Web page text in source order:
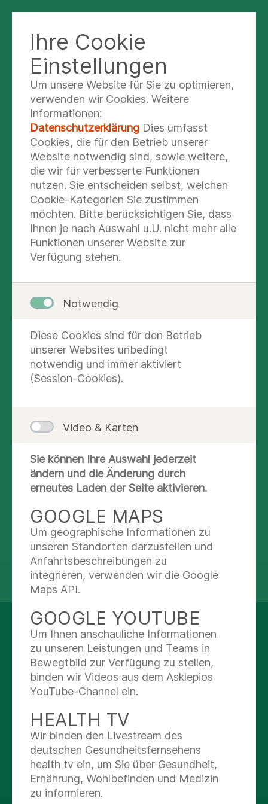
MVZ HEIDBERG – STANDORT
OCHSENZOLL
Lob & Kritik
IHR FEEDBACK
Bei Asklepios legen wir großen Wert auf Ihre
Zufriedenheit. Wir möchten sicherstellen, dass
Sie sich bei uns gut aufgehoben fühlen und Ihre
Anliegen ernst genommen werden. Deshalb
haben wir hohe Standards im
Beschwerdemanagement eingeführt. Unser
ausgerichtet, auf Ihre Bedürfnisse einzugehen
und sicherzustellen, dass Sie mit Ihrer
Behandlung zufrieden sind. Teilen Sie uns mit,
hätten oder was wir besser machen sollten.
Sie können sich mit Feedback auf folgendem
Weg schriftlich an uns wenden. Hierbei
Ihr vollständiger Name
Ihre Telefonnummer oder E-Mail-Adresse
Das betreffende MVZ / die
betreffende Praxis
Senden Sie uns eine E-Mail an:
lobundkritik.mvznord@asklepios.com
teilen tweet
AUF DEM LAUFENDEN
BLEIBEN
Facebook
X
Youtube
Ihre Cookie
Einstellungen
Um unsere Website für Sie zu optimieren,
verwenden wir Cookies. Weitere
Informationen:
Datenschutzerklärung Dies umfasst
Cookies, die für den Betrieb unserer
Website notwendig sind, sowie weitere,
die wir für verbesserte Funktionen
nutzen. Sie entscheiden selbst, welchen
Cookie-Kategorien Sie zustimmen
möchten. Bitte berücksichtigen Sie, dass
Ihnen je nach Auswahl u.U. nicht mehr alle
Funktionen unserer Website zur
Verfügung stehen.
Notwendig
Diese Cookies sind für den Betrieb
unserer Websites unbedingt
notwendig und immer aktiviert
(Session-Cookies).
Video & Karten
Sie können Ihre Auswahl jederzeit
ändern und die Änderung durch
erneutes Laden der Seite aktivieren.
GOOGLE MAPS
Um geographische Informationen zu
unseren Standorten darzustellen und
Anfahrtsbeschreibungen zu
integrieren, verwenden wir die Google
Maps API.
GOOGLE YOUTUBE
Um Ihnen anschauliche Informationen
zu unseren Leistungen und Teams in
Bewegtbild zur Verfügung zu stellen,
binden wir Videos aus dem Asklepios
YouTube-Channel ein.
HEALTH TV
Wir binden den Livestream des
deutschen Gesundheitsfernsehens
health tv ein, um Sie über Gesundheit,
Ernährung, Wohlbefinden und Medizin
zu informieren.